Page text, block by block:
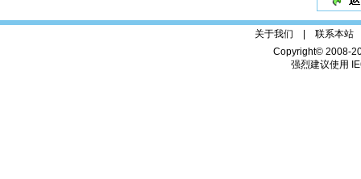
关于我们 | 联系本站
Copyright© 2008-
强烈建议使用